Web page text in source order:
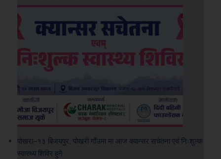
पोखरा–१३ बिजयपुर, पोखरी गाँउमा मा आज क्यान्सर सचेतना एवं निःशुल्क
स्वास्थ्य शिविर हुने